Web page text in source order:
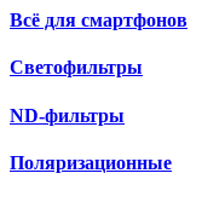
Всё для смартфонов
Светофильтры
ND-фильтры
Поляризационные